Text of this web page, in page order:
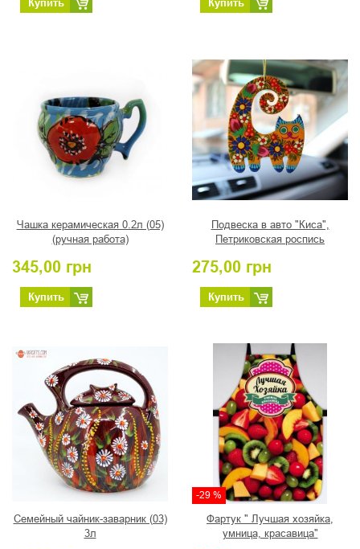
Купить Купить
Чашка керамическая 0.2л (05)
(ручная работа)
345,00 грн
Купить
Подвеска в авто "Киса",
Петриковская роспись
275,00 грн
Купить
Семейный чайник-заварник (03)
3л
-29 %
Фартук " Лучшая хозяйка,
умница, красавица"